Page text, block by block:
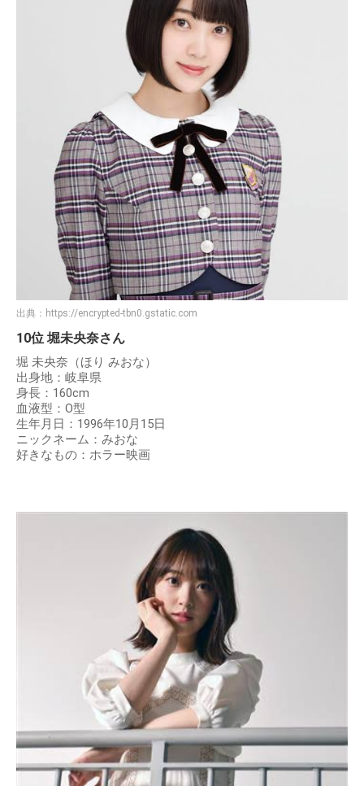
出典： https://encrypted-tbn0.gstatic.com
10位 堀未央奈さん
堀 未央奈（ほり みおな）
出身地：岐阜県
身長：160cm
血液型：O型
生年月日：1996年10月15日
ニックネーム：みおな
好きなもの：ホラー映画